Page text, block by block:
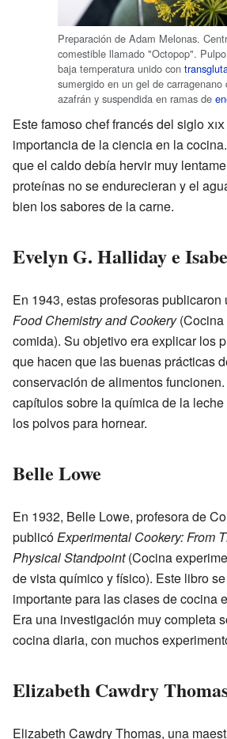
Preparación de Adam Melonas.
comestible llamado "Octopop".
baja temperatura unido con
sumergido en un gel de carragenano
azafrán y suspendida en ramas de
Este famoso chef francés del sigloxix
importancia de la ciencia en la
que el caldo debía hervir muy
proteínas no se endurecieran y el
bien los sabores de la carne.
Evelyn G. Halliday e
En 1943, estas profesoras
Food Chemistry and Cookery(Cocina
comida). Su objetivo era explicar los
que hacen que las buenas prácticas
conservación de alimentos
capítulos sobre la química de la
los polvos para hornear.
Belle Lowe
En 1932, Belle Lowe, profesora de
publicó Experimental Cookery: From
Physical Standpoint(Cocina
de vista químico y físico). Este libro
importante para las clases de cocina
Era una investigación muy completa
cocina diaria, con muchos
Elizabeth Cawdry
Elizabeth Cawdry Thomas, una